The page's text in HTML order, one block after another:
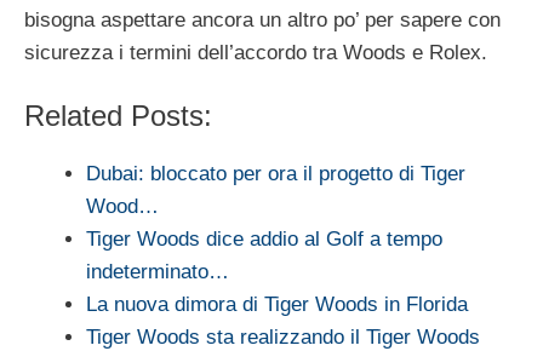
bisogna aspettare ancora un altro po’ per sapere con
sicurezza i termini dell’accordo tra Woods e Rolex.
Related Posts:
Dubai: bloccato per ora il progetto di Tiger
Wood…
Tiger Woods dice addio al Golf a tempo
indeterminato…
La nuova dimora di Tiger Woods in Florida
Tiger Woods sta realizzando il Tiger Woods